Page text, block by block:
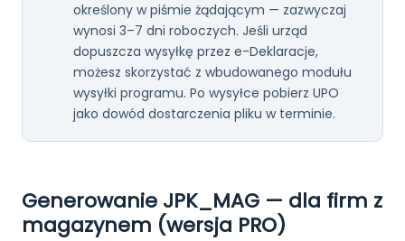
określony w piśmie żądającym — zazwyczaj
wynosi 3–7 dni roboczych. Jeśli urząd
dopuszcza wysyłkę przez e-Deklaracje,
możesz skorzystać z wbudowanego modułu
wysyłki programu. Po wysyłce pobierz UPO
jako dowód dostarczenia pliku w terminie.
Generowanie JPK_MAG — dla firm z
magazynem (wersja PRO)